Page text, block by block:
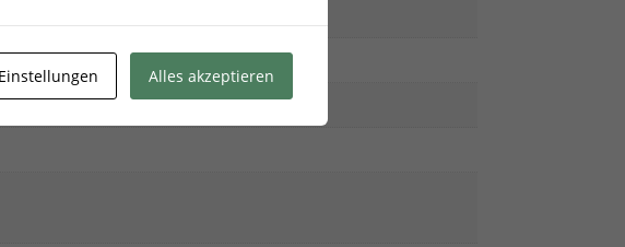
Einstellungen Alles akzeptieren